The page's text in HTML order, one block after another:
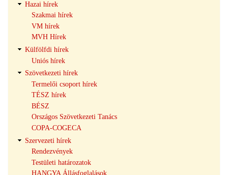
Hazai hírek
Szakmai hírek
VM hírek
MVH Hírek
Külfölfdi hírek
Uniós hírek
Szövetkezeti hírek
Termelői csoport hírek
TÉSZ hírek
BÉSZ
Országos Szövetkezeti Tanács
COPA-COGECA
Szervezeti hírek
Rendezvények
Testületi határozatok
HANGYA Állásfoglalások